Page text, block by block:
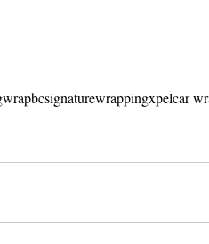
wrapbcsignaturewrappingxpelcar